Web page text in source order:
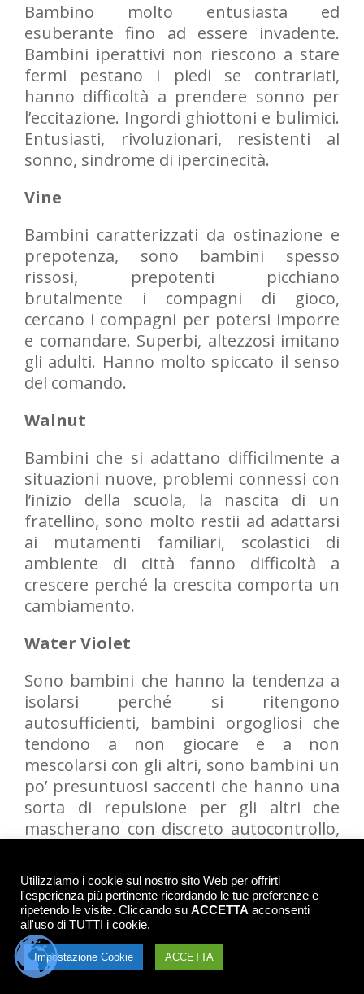
Bambino molto entusiasta ed
esuberante fino ad essere invadente.
Bambini iperattivi non riescono a stare
fermi pestano i piedi se contrariati,
hanno difficoltà a prendere sonno per
l’eccitazione. Ingordi ghiottoni e bulimici.
Entusiasti, rivoluzionari, resistenti al
sonno, sindrome di ipercinecità.
Vine
Bambini caratterizzati da ostinazione e
prepotenza, sono bambini spesso
rissosi, prepotenti picchiano
brutalmente i compagni di gioco,
cercano i compagni per potersi imporre
e comandare. Superbi, altezzosi imitano
gli adulti. Hanno molto spiccato il senso
del comando.
Walnut
Bambini che si adattano difficilmente a
situazioni nuove, problemi connessi con
l’inizio della scuola, la nascita di un
fratellino, sono molto restii ad adattarsi
ai mutamenti familiari, scolastici di
ambiente di città fanno difficoltà a
crescere perché la crescita comporta un
cambiamento.
Water Violet
Sono bambini che hanno la tendenza a
isolarsi perché si ritengono
autosufficienti, bambini orgogliosi che
tendono a non giocare e a non
mescolarsi con gli altri, sono bambini un
po’ presuntuosi saccenti che hanno una
sorta di repulsione per gli altri che
mascherano con discreto autocontrollo,
comportarsi in compagnia e a muoversi
al di fuori dei propri limiti.
White chestnut
Questi bambini sono tormentati da
Utilizziamo i cookie sul nostro sito Web per offrirti
l'esperienza più pertinente ricordando le tue preferenze e
ripetendo le visite. Cliccando su ACCETTA acconsenti
all'uso di TUTTI i cookie.
Impostazione Cookie ACCETTA